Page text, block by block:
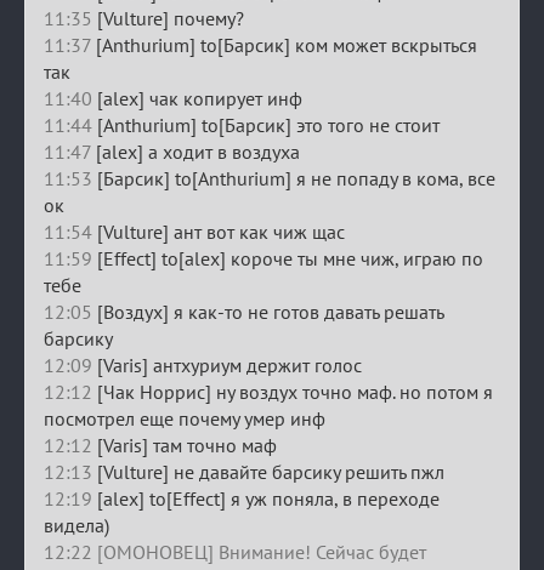
11:35 [Vulture] почему?
11:37 [Anthurium] to[Барсик] ком может вскрыться
так
11:40 [alex] чак копирует инф
11:44 [Anthurium] to[Барсик] это того не стоит
11:47 [alex] а ходит в воздуха
11:53 [Барсик] to[Anthurium] я не попаду в кома, все
ок
11:54 [Vulture] ант вот как чиж щас
11:59 [Effect] to[alex] короче ты мне чиж, играю по
тебе
12:05 [Воздух] я как-то не готов давать решать
барсику
12:09 [Varis] антхуриум держит голос
12:12 [Чак Норрис] ну воздух точно маф. но потом я
посмотрел еще почему умер инф
12:12 [Varis] там точно маф
12:13 [Vulture] не давайте барсику решить пжл
12:19 [alex] to[Effect] я уж поняла, в переходе
видела)
12:22 [ОМОНОВЕЦ] Внимание! Сейчас будет